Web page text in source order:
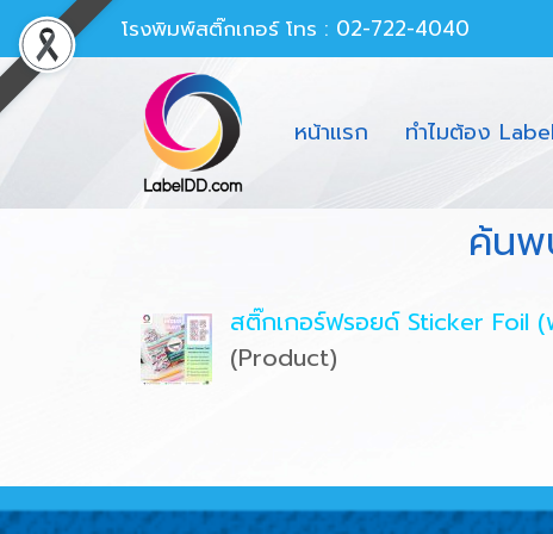
โรงพิมพ์สติ๊กเกอร์โทร : 02-722-4040
หน้าแรก ทำไมต้อง
ค้นพ
สติ๊กเกอร์ฟรอยด์ Sticker Foil
(Product)